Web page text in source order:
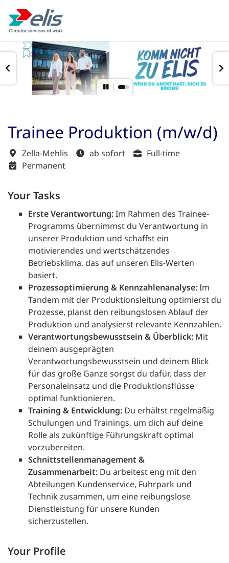
Trainee Produktion (m/w/d)
Zella-Mehlis ab sofort
Full-time
Permanent
Your Tasks
Erste Verantwortung:Im Rahmen des Trainee-
Programms übernimmst du Verantwortung in
unserer Produktion und schaffst ein
motivierendes und wertschätzendes
Betriebsklima, das auf unseren Elis-Werten
basiert.
Prozessoptimierung & Kennzahlenanalyse:Im
Tandem mit der Produktionsleitung optimierst du
Prozesse, planst den reibungslosen Ablauf der
Produktion und analysierst relevante Kennzahlen.
Verantwortungsbewusstsein & Überblick: Mit
deinem ausgeprägten
Verantwortungsbewusstsein und deinem Blick
für das große Ganze sorgst du dafür, dass der
Personaleinsatz und die Produktionsflüsse
optimal funktionieren.
Training & Entwicklung: Du erhältst regelmäßig
Schulungen und Trainings, um dich auf deine
Rolle als zukünftige Führungskraft optimal
vorzubereiten.
Schnittstellenmanagement &
Zusammenarbeit: Du arbeitest eng mit den
Abteilungen Kundenservice, Fuhrpark und
Technik zusammen, um eine reibungslose
Dienstleistung für unsere Kunden
sicherzustellen.
Your Profile